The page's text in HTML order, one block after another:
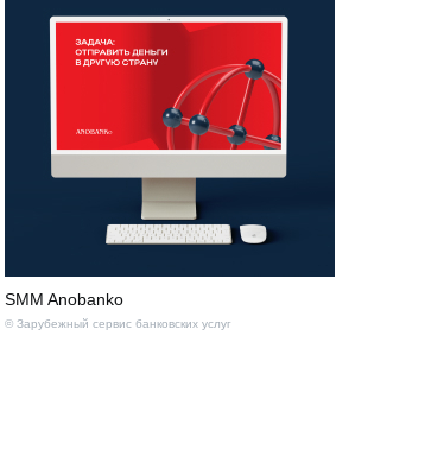
SMM Anobanko
© Зарубежный сервис банковских услуг